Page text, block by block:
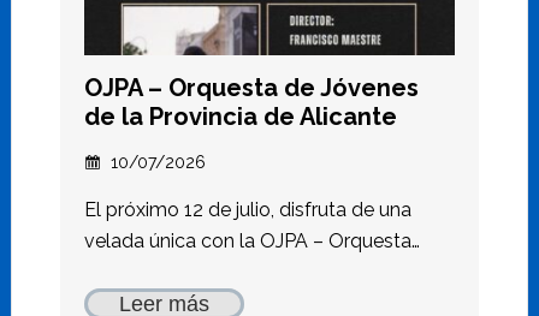
OJPA – Orquesta de Jóvenes
de la Provincia de Alicante
10/07/2026
El próximo 12 de julio, disfruta de una
velada única con la OJPA – Orquesta…
Leer más